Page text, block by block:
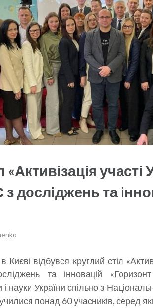
«Активізація
досліджень та
Києві відбувся круглий стіл
та інновацій
і науки України спільно з
понад 60 учасників, серед